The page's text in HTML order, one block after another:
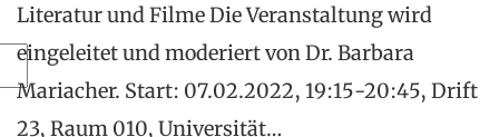
Literatur und Filme Die Veranstaltung wird
eingeleitet und moderiert von Dr. Barbara
Mariacher. Start: 07.02.2022, 19:15-20:45, Drift
23, Raum 010, Universität…